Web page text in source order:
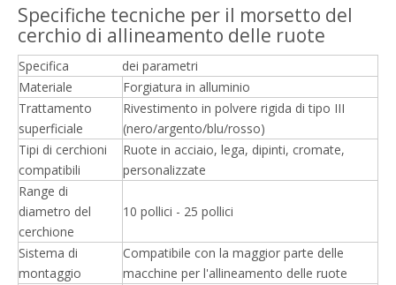
Specifiche tecniche per il morsetto del
cerchio di allineamento delle ruote
Specifica
dei parametri
Materiale
Forgiatura in alluminio
Trattamento
superficiale
Rivestimento in polvere rigida di tipo III
(nero/argento/blu/rosso)
Tipi di cerchioni
compatibili
Ruote in acciaio, lega, dipinti, cromate,
personalizzate
Range di
diametro del
cerchione
10 pollici - 25 pollici
Sistema di
montaggio
Compatibile con la maggior parte delle
macchine per l'allineamento delle ruote